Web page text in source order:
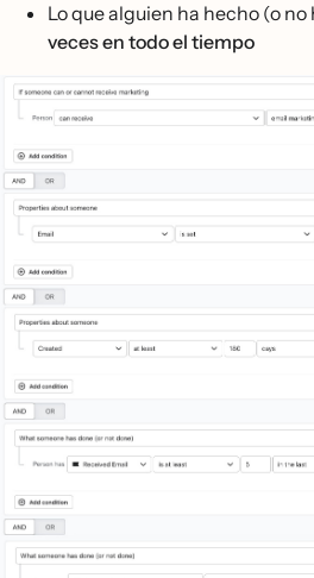
Lo que alguien ha hecho (o no
veces en todo el tiempo